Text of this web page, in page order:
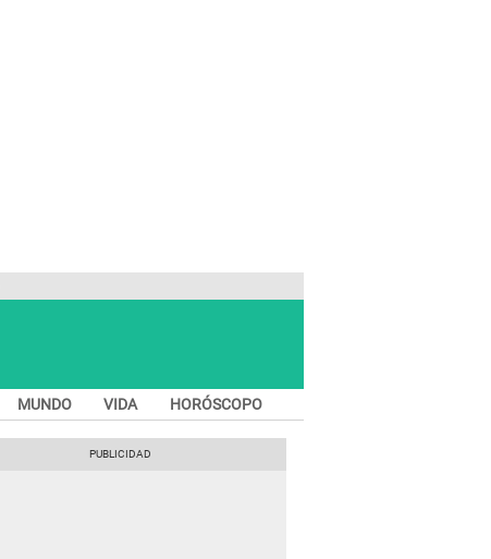
MUNDO VIDA HORÓSCOPO